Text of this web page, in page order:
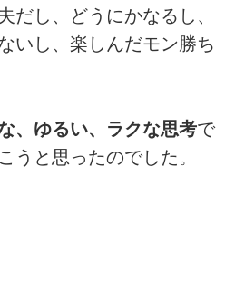
だし、どうにかなるし、
いし、楽しんだモン勝ち
、ゆるい、ラクな思考で
うと思ったのでした。